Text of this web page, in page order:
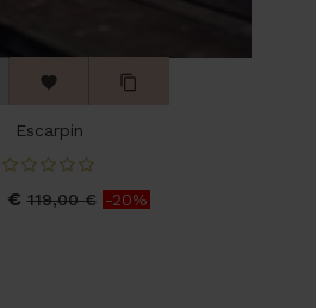
 
Escarpin
€ Prix
119,00 € -20%